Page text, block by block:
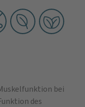
bei
des